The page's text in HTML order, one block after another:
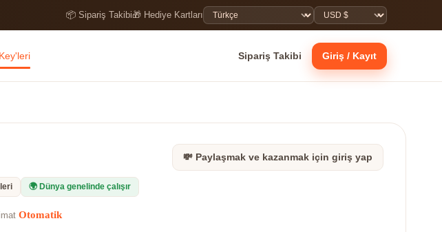
📦 Sipariş Takibi🎁 Hediye Kartları
Sipariş Takibi Giriş / Kayıt
💸 Paylaşmak ve kazanmak için giriş yap
🌍 Dünya genelinde çalışır
Otomatik